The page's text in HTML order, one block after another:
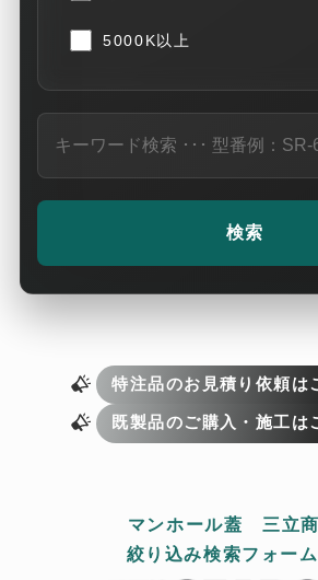
5000K以上
特注品のお見積り依頼は
既製品のご購入・施工は
マンホール蓋 三立
絞り 込み検索フォー